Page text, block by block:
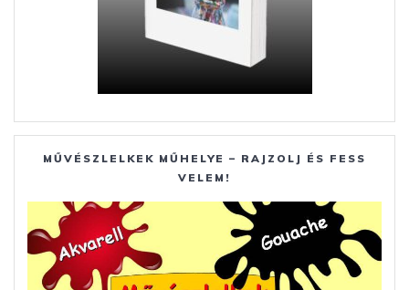
MŰVÉSZLELKEK MŰHELYE – RAJZOLJ ÉS FESS
VELEM!